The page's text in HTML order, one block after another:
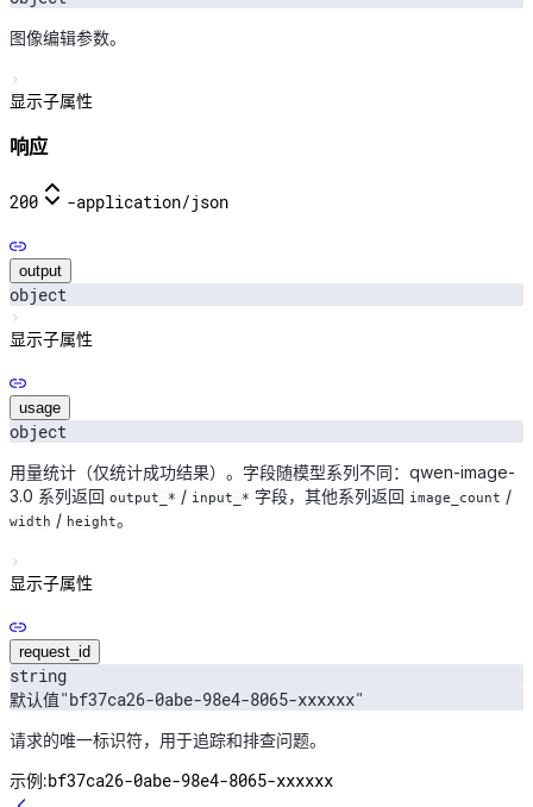
图像编辑参数。
显示子属性
响应
200 -application/json
output
object
显示子属性
usage
object
用量统计（仅统计成功结果）。字段随模型系列不同：qwen-image-
3.0 系列返回 output_* / input_* 字段，其他系列返回 image_count /
width / height。
显示子属性
request_id
string
默认值"bf37ca26-0abe-98e4-8065-xxxxxx"
请求的唯一标识符，用于追踪和排查问题。
示例:bf37ca26-0abe-98e4-8065-xxxxxx